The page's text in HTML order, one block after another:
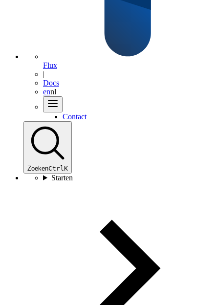
Flux
|
Docs
ennl
Contact
ZoekenCtrlK
Starten